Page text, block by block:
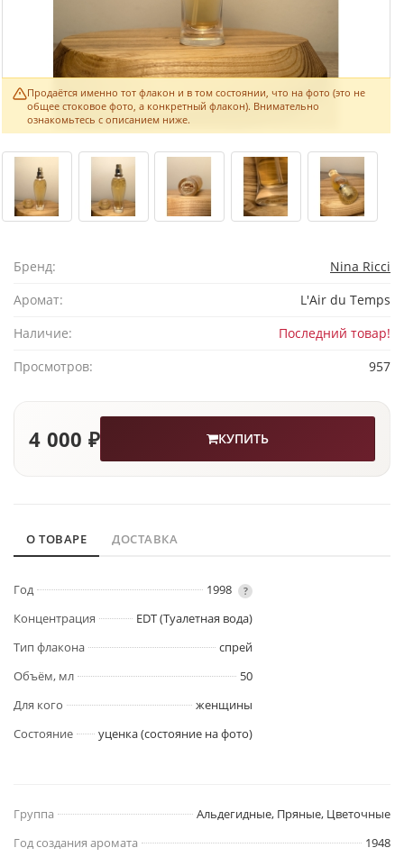
Продаётся именно тот флакон и в том состоянии, что на фото (это не
общее стоковое фото, а конкретный флакон). Внимательно
ознакомьтесь с описанием ниже.
Бренд:
Nina Ricci
Аромат:
L'Air du Temps
Наличие:
Последний товар!
Просмотров:
957
4 000 ₽ КУПИТЬ
О ТОВАРЕ ДОСТАВКА
Год 1998 ?
Концентрация
EDT (Туалетная вода)
Тип флакона
спрей
Объём, мл
50
Для кого
женщины
Состояние
уценка (состояние на фото)
Группа
Альдегидные, Пряные, Цветочные
Год создания аромата
1948